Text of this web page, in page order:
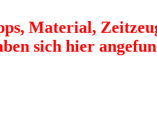
Material,
sich hier